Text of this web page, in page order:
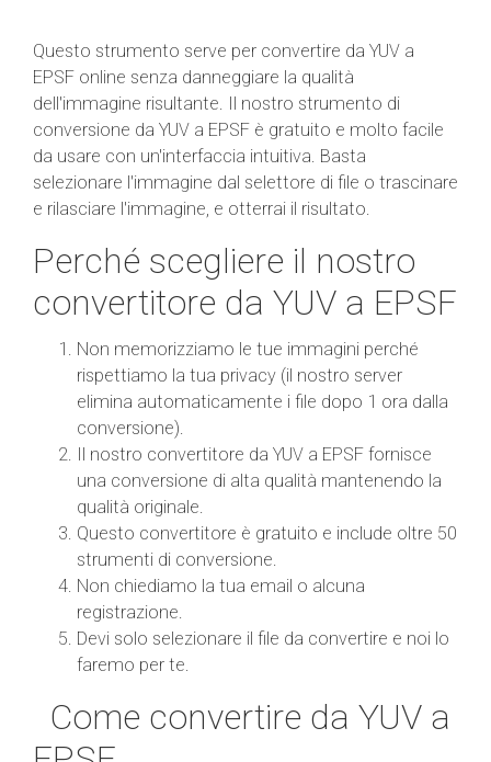
Questo strumento serve per convertire da YUV a
EPSF online senza danneggiare la qualità
dell'immagine risultante. Il nostro strumento di
conversione da YUV a EPSF è gratuito e molto facile
da usare con un'interfaccia intuitiva. Basta
selezionare l'immagine dal selettore di file o trascinare
e rilasciare l'immagine, e otterrai il risultato.
Perché scegliere il nostro
convertitore da YUV a EPSF
Non memorizziamo le tue immagini perché
rispettiamo la tua privacy (il nostro server
elimina automaticamente i file dopo 1 ora dalla
conversione).
Il nostro convertitore da YUV a EPSF fornisce
una conversione di alta qualità mantenendo la
qualità originale.
Questo convertitore è gratuito e include oltre 50
strumenti di conversione.
Non chiediamo la tua email o alcuna
registrazione.
Devi solo selezionare il file da convertire e noi lo
faremo per te.
Come convertire da YUV a